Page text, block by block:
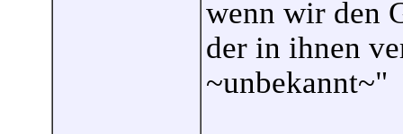
wenn wir den
der in ihnen
~unbekannt~"